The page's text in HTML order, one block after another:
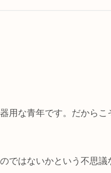
用な青年です。だからこ
ではないかという不思